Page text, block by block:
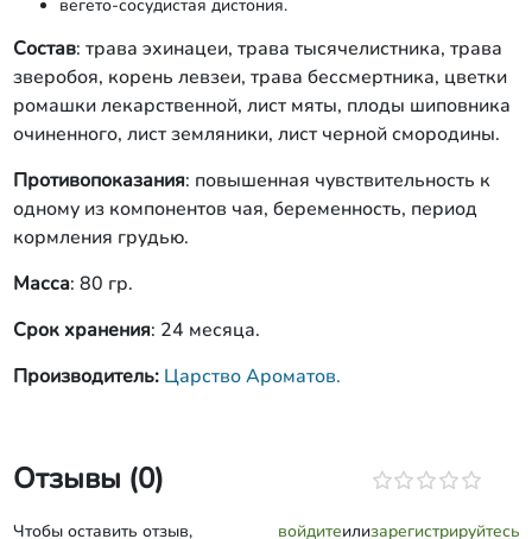
вегето-сосудистая дистония.
Состав: трава эхинацеи, трава тысячелистника, трава
зверобоя, корень левзеи, трава бессмертника, цветки
ромашки лекарственной, лист мяты, плоды шиповника
очиненного, лист земляники, лист черной смородины.
Противопоказания: повышенная чувствительность к
одному из компонентов чая, беременность, период
кормления грудью.
Масса: 80 гр.
Срок хранения: 24 месяца.
Производитель: Царство Ароматов.
Отзывы (0)
Чтобы оставить отзыв,
войдитеилизарегистрируйтесь